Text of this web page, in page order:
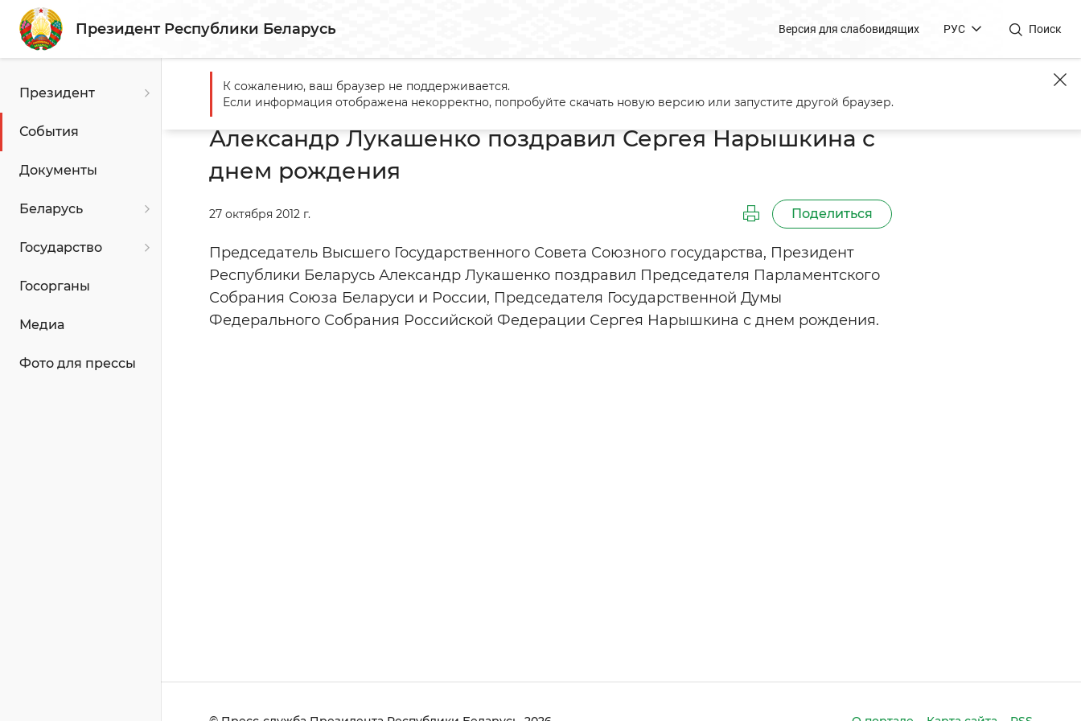
Президент Республики Беларусь Версия для слабовидящих РУС Поиск
Президент
События
Документы
Беларусь
Государство
Госорганы
Медиа
Фото для прессы
Главная События Александр Лукашенко поздравил Сергея Нарышкина с днем рождения
Александр Лукашенко поздравил Сергея Нарышкина с
днем рождения
27 октября 2012 г. Поделиться
Председатель Высшего Государственного Совета Союзного государства, Президент
Республики Беларусь Александр Лукашенко поздравил Председателя Парламентского
Собрания Союза Беларуси и России, Председателя Государственной Думы
Федерального Собрания Российской Федерации Сергея Нарышкина с днем рождения.
К сожалению, ваш браузер не поддерживается.
Если информация отображена некорректно, попробуйте скачать новую версию или запустите другой браузер.